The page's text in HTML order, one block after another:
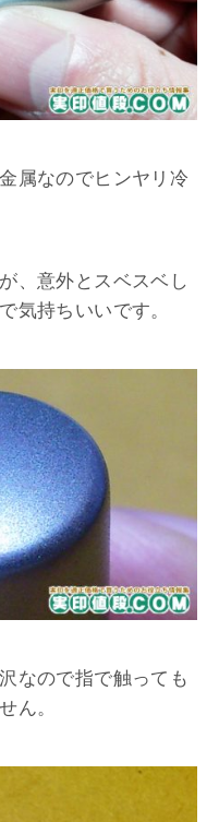
属なのでヒンヤリ冷
、意外とスベスベし
気持ちいいです。
なので指で触っても
ん。